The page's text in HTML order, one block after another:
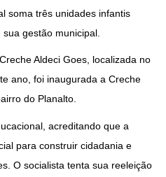
soma três unidades infantis
gestão municipal.
Aldeci Goes, localizada no
ano, foi inaugurada a Creche
do Planalto.
acreditando que a
para construir cidadania e
O socialista tenta sua reeleição